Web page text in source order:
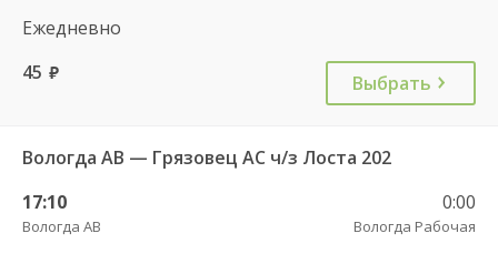
Ежедневно
45 руб. Выбрать
Вологда АВ — Грязовец АС ч/з Лоста 202
17:10
Вологда АВ
0:00
Вологда Рабочая